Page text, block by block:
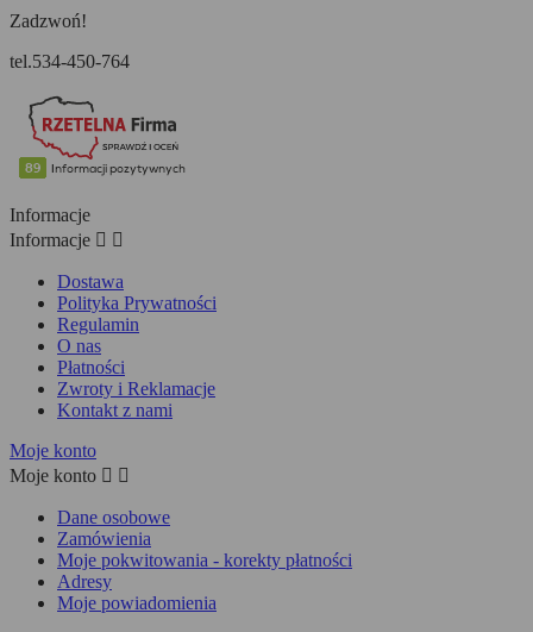
Zadzwoń!
tel.534-450-764
Informacje
Informacje  
Dostawa
Polityka Prywatności
Regulamin
O nas
Płatności
Zwroty i Reklamacje
Kontakt z nami
Moje konto
Moje konto  
Dane osobowe
Zamówienia
Moje pokwitowania - korekty płatności
Adresy
Moje powiadomienia